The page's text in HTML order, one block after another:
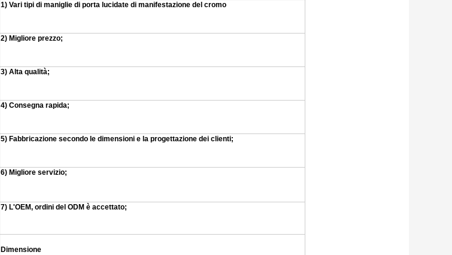
1) Vari tipi di maniglie di porta lucidate di manifestazione del cromo
2) Migliore prezzo;
3) Alta qualità;
4) Consegna rapida;
5) Fabbricazione secondo le dimensioni e la progettazione dei clienti;
6) Migliore servizio;
7) L'OEM, ordini del ODM è accettato;
Dimensione